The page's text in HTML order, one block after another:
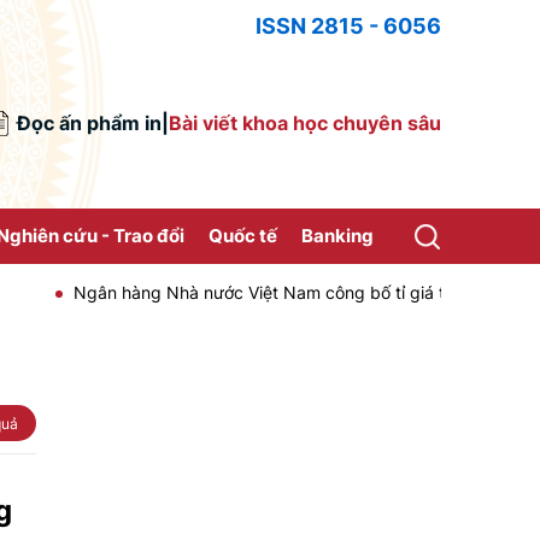
ISSN 2815 - 6056
Đọc ấn phẩm in Bài viết khoa học chuyên sâu
cứu - Trao đổi Quốc tế Banking
Ngân hàng Nhà nước Việt Nam công bố tỉ giá trung tâm của